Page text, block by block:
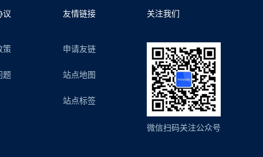
议
策
题
友情链接
申请友链
站点地图
站点标签
关注我们
微信扫码关注公众号